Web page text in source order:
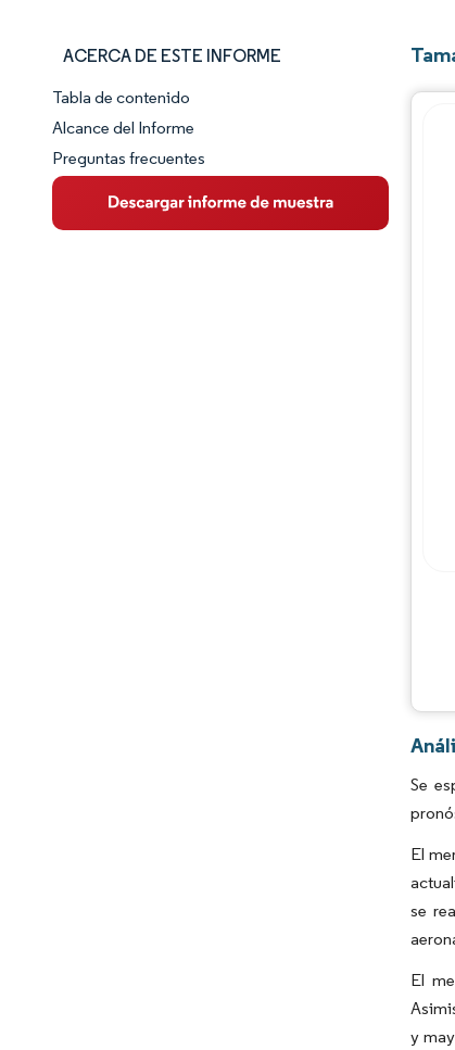
ACERCA DE ESTE INFORME
Panorama del Mercado
Visión General del Mercado
Tendencias Principales del Mercado
Tabla de contenido
Alcance del Informe
Preguntas frecuentes
Se
El
se
El
y